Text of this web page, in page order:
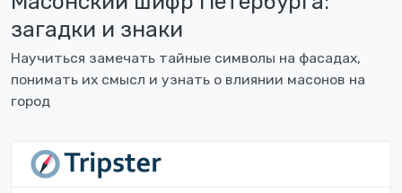
загадки и знаки
Научиться замечать тайные символы на фасадах,
понимать их смысл и узнать о влиянии масонов на
город